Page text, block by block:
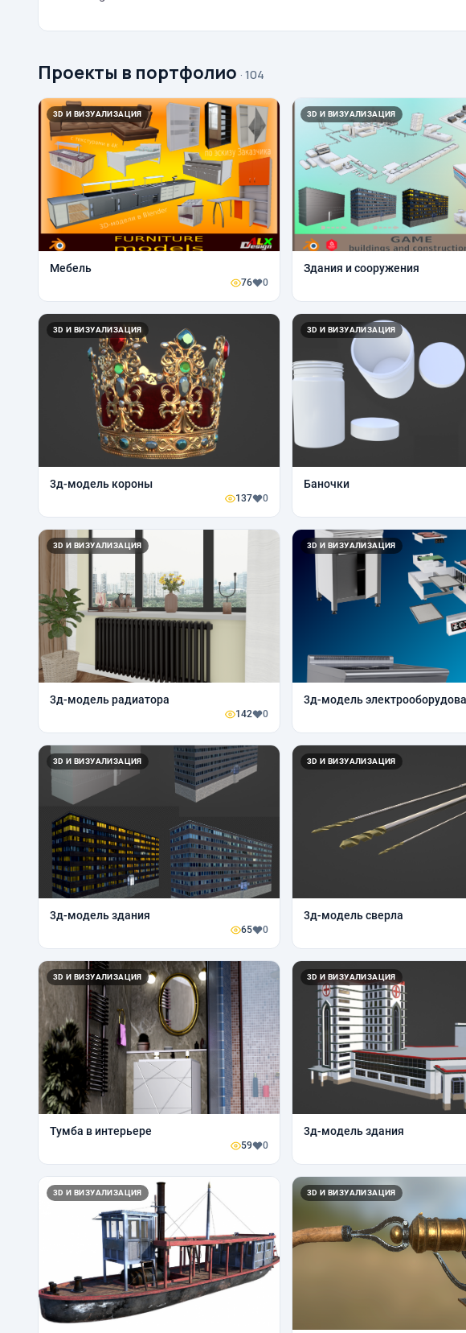
Проекты в портфолио · 104
3D И ВИЗУАЛИЗАЦИЯ
Мебель
76 0
3D И ВИЗУАЛИЗАЦИЯ
Здания и сооружения
3D И ВИЗУАЛИЗАЦИЯ
3д-модель короны
137 0
3D И ВИЗУАЛИЗАЦИЯ
Баночки
3D И ВИЗУАЛИЗАЦИЯ
3д-модель радиатора
142 0
3D И ВИЗУАЛИЗАЦИЯ
3д-модель
3D И ВИЗУАЛИЗАЦИЯ
3д-модель здания
65 0
3D И ВИЗУАЛИЗАЦИЯ
3д-модель сверла
3D И ВИЗУАЛИЗАЦИЯ
Тумба в интерьере
59 0
3D И ВИЗУАЛИЗАЦИЯ
3д-модель здания
3D И ВИЗУАЛИЗАЦИЯ 3D И ВИЗУАЛИЗАЦИЯ